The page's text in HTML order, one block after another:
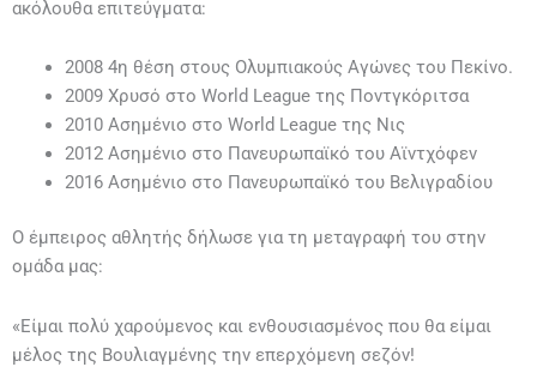
ακόλουθα επιτεύγματα:
2008 4η θέση στους Ολυμπιακούς Αγώνες του Πεκίνο.
2009 Χρυσό στο World League της Ποντγκόριτσα
2010 Ασημένιο στο World League της Νις
2012 Ασημένιο στο Πανευρωπαϊκό του Αϊντχόφεν
2016 Ασημένιο στο Πανευρωπαϊκό του Βελιγραδίου
Ο έμπειρος αθλητής δήλωσε για τη μεταγραφή του στην
ομάδα μας:
«Είμαι πολύ χαρούμενος και ενθουσιασμένος που θα είμαι
μέλος της Βουλιαγμένης την επερχόμενη σεζόν!